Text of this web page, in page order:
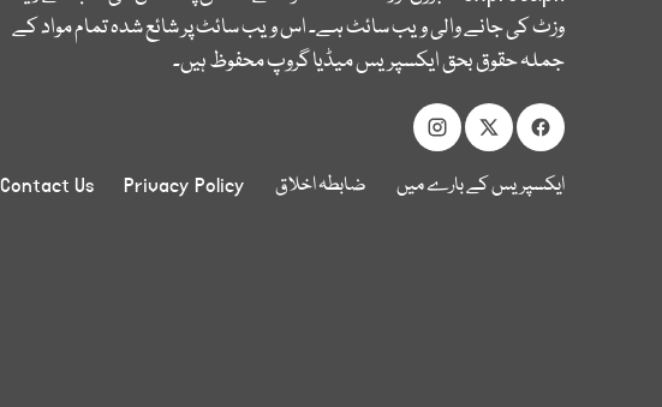
وزٹ کی جانے والی ویب سائٹ ہے۔ اس ویب سائٹ پر شائع شدہ تمام مواد کے
جملہ حقوق بحق ایکسپریس میڈیا گروپ محفوظ ہیں۔
ایکسپریس کے بارے میں ضابطہ اخلاق Privacy Policy
Contact Us